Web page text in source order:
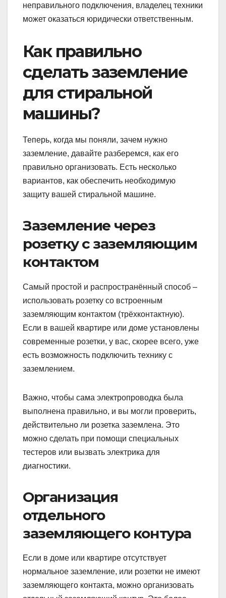
неправильного подключения, владелец техники
может оказаться юридически ответственным.
Как правильно
сделать заземление
для стиральной
машины?
Теперь, когда мы поняли, зачем нужно
заземление, давайте разберемся, как его
правильно организовать. Есть несколько
вариантов, как обеспечить необходимую
защиту вашей стиральной машине.
Заземление через
розетку с заземляющим
контактом
Самый простой и распространённый способ –
использовать розетку со встроенным
заземляющим контактом (трёхконтактную).
Если в вашей квартире или доме установлены
современные розетки, у вас, скорее всего, уже
есть возможность подключить технику с
заземлением.
Важно, чтобы сама электропроводка была
выполнена правильно, и вы могли проверить,
действительно ли розетка заземлена. Это
можно сделать при помощи специальных
тестеров или вызвать электрика для
диагностики.
Организация
отдельного
заземляющего контура
Если в доме или квартире отсутствует
нормальное заземление, или розетки не имеют
заземляющего контакта, можно организовать